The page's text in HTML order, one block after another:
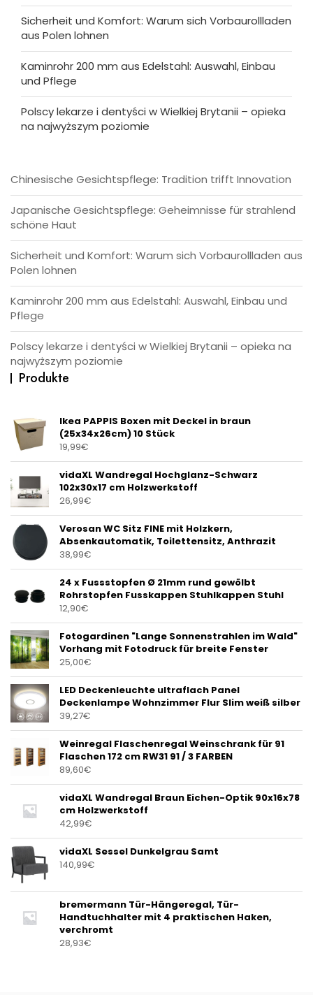
Sicherheit und Komfort: Warum sich Vorbaurollladen
aus Polen lohnen
Kaminrohr 200 mm aus Edelstahl: Auswahl, Einbau
und Pflege
Polscy lekarze i dentyści w Wielkiej Brytanii – opieka
na najwyższym poziomie
Chinesische Gesichtspflege: Tradition trifft Innovation
Japanische Gesichtspflege: Geheimnisse für strahlend
schöne Haut
Sicherheit und Komfort: Warum sich Vorbaurollladen aus
Polen lohnen
Kaminrohr 200 mm aus Edelstahl: Auswahl, Einbau und
Pflege
Polscy lekarze i dentyści w Wielkiej Brytanii – opieka na
najwyższym poziomie
Produkte
Ikea PAPPIS Boxen mit Deckel in braun
(25x34x26cm) 10 Stück
19,99€
vidaXL Wandregal Hochglanz-Schwarz
102x30x17 cm Holzwerkstoff
26,99€
Verosan WC Sitz FINE mit Holzkern,
Absenkautomatik, Toilettensitz, Anthrazit
38,99€
24 x Fussstopfen Ø 21mm rund gewölbt
Rohrstopfen Fusskappen Stuhlkappen Stuhl
12,90€
Fotogardinen "Lange Sonnenstrahlen im Wald"
Vorhang mit Fotodruck für breite Fenster
25,00€
LED Deckenleuchte ultraflach Panel
Deckenlampe Wohnzimmer Flur Slim weiß silber
39,27€
Weinregal Flaschenregal Weinschrank für 91
Flaschen 172 cm RW31 91 / 3 FARBEN
89,60€
vidaXL Wandregal Braun Eichen-Optik 90x16x78
cm Holzwerkstoff
42,99€
vidaXL Sessel Dunkelgrau Samt
140,99€
bremermann Tür-Hängeregal, Tür-
Handtuchhalter mit 4 praktischen Haken,
verchromt
28,93€